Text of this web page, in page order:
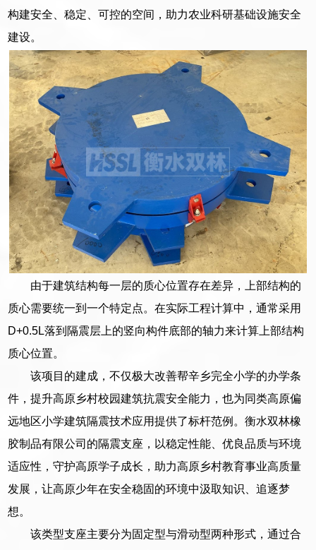
构建安全、稳定、可控的空间，助力农业科研基础设施安全
建设。
由于建筑结构每一层的质心位置存在差异，上部结构的
质心需要统一到一个特定点。在实际工程计算中，通常采用
D+0.5L落到隔震层上的竖向构件底部的轴力来计算上部结构
质心位置。
该项目的建成，不仅极大改善帮辛乡完全小学的办学条
件，提升高原乡村校园建筑抗震安全能力，也为同类高原偏
远地区小学建筑隔震技术应用提供了标杆范例。衡水双林橡
胶制品有限公司的隔震支座，以稳定性能、优良品质与环境
适应性，守护高原学子成长，助力高原乡村教育事业高质量
发展，让高原少年在安全稳固的环境中汲取知识、追逐梦
想。
该类型支座主要分为固定型与滑动型两种形式，通过合